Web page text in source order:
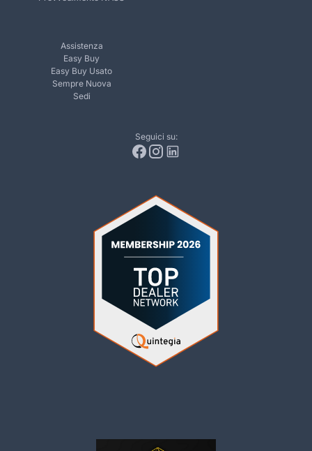
Assistenza
Easy Buy
Easy Buy Usato
Sempre Nuova
Sedi
Seguici su: